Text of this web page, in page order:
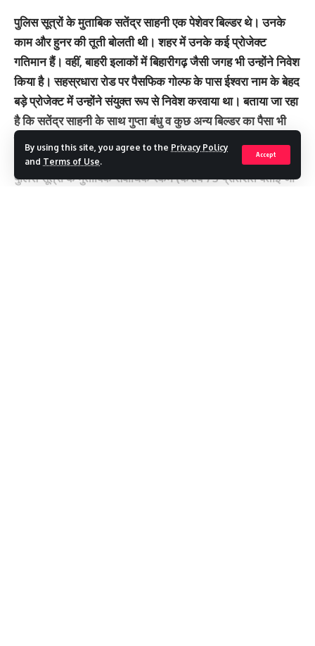
By using this site, you agree to the Privacy Policy
and Terms of Use.
Accept
पुलिस सूत्रों के मुताबिक सतेंद्र साहनी एक पेशेवर बिल्डर थे। उनके
काम और हुनर की तूती बोलती थी। शहर में उनके कई प्रोजेक्ट
गतिमान हैं। वहीं, बाहरी इलाकों में बिहारीगढ़ जैसी जगह भी उन्होंने निवेश
किया है। सहस्रधारा रोड पर पैसफिक गोल्फ के पास ईश्वरा नाम के बेहद
बड़े प्रोजेक्ट में उन्होंने संयुक्त रूप से निवेश करवाया था। बताया जा रहा
है कि सतेंद्र साहनी के साथ गुप्ता बंधु व कुछ अन्य बिल्डर का पैसा भी
लगा था।
पुलिस सूत्रों के मुताबिक सर्वाधिक रकम (करीब 75 प्रतिशत बताई जा